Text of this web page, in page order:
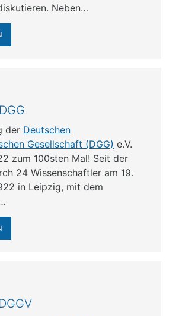
Neben…
der Deutschen
Gesellschaft (DGG) e.V.
zum 100sten Mal! Seit der
24 Wissenschaftler am 19.
in Leipzig, mit dem